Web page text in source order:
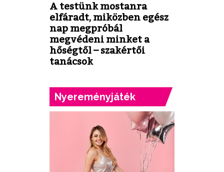
A testünk mostanra
elfáradt, miközben egész
nap megpróbál
megvédeni minket a
hőségtől – szakértői
tanácsok
Nyereményjáték